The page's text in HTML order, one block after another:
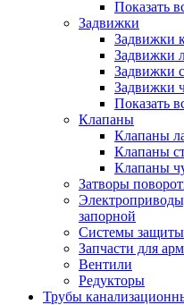
Показать
Задвижки
Задвижки
Задвижки
Задвижки
Задвижки
Показать
Клапаны
Клапаны
Клапаны
Клапаны
Затворы
запорной
Системы защиты
Запчасти для
Вентили
Редукторы
Трубы